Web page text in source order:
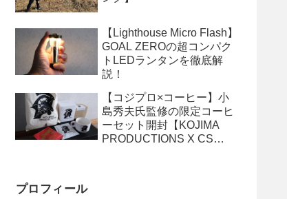
【Lighthouse Micro Flash】
GOAL ZEROの超コンパク
トLEDランタンを徹底解
説！
【コジプロ×コーヒー】小
島秀夫氏監修の限定コーヒ
ーセット開封【KOJIMA
PRODUCTIONS X CS
プロフィール